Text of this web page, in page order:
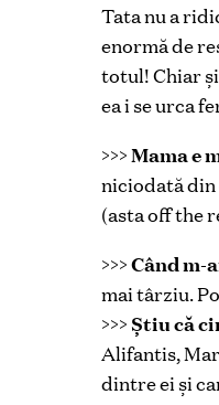
Tata nu a
enormă de
totul! Chiar
ea i se urca
>>>Mama e
niciodată din
(asta off the
>>>Când m-
mai târziu.
>>> Ştiu că
Alifantis,
dintre ei şi